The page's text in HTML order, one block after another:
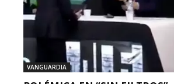
VANGUARDIA